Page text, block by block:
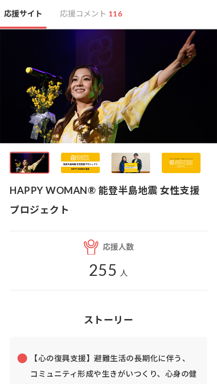
応援サイト 応援コメント 116
HAPPY WOMAN®︎ 能登半島地震 女性支援
プロジェクト
応援人数
255 人
ストーリー
【心の復興支援】避難生活の長期化に伴う、
コミュニティ形成や生きがいつくり、心身の健